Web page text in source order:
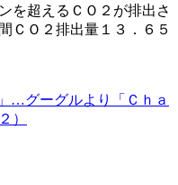
を超えるＣＯ２が排出さ
ＣＯ２排出量１３．６５
…グーグルより「Ｃｈａ
）